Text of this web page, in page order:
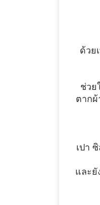
ด้วย
ช่วย
ตากผ้
เปา
และยั